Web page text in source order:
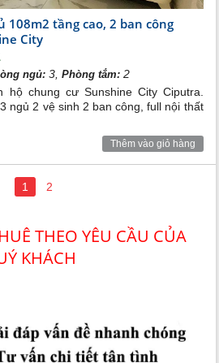
108m2 tầng cao, 2 ban công
City
ngủ: 3,Phòng tắm: 2
hộ chung cư Sunshine City Ciputra.
ngủ 2 vệ sinh 2 ban công, full nội thất
Thêm vào giỏ hàng
1 2
THEO YÊU CẦU CỦA
KHÁCH